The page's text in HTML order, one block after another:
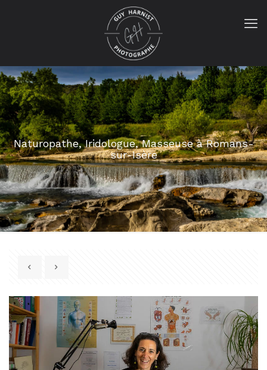
Naturopathe, Iridologue, Masseuse à Romans-
sur-Isère